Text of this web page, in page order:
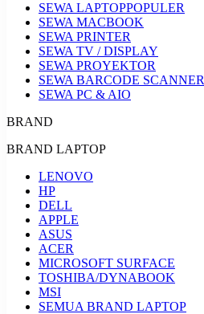
SEWA LAPTOPPOPULER
SEWA MACBOOK
SEWA PRINTER
SEWA TV / DISPLAY
SEWA PROYEKTOR
SEWA BARCODE SCANNER
SEWA PC & AIO
BRAND
BRAND LAPTOP
LENOVO
HP
DELL
APPLE
ASUS
ACER
MICROSOFT SURFACE
TOSHIBA/DYNABOOK
MSI
SEMUA BRAND LAPTOP